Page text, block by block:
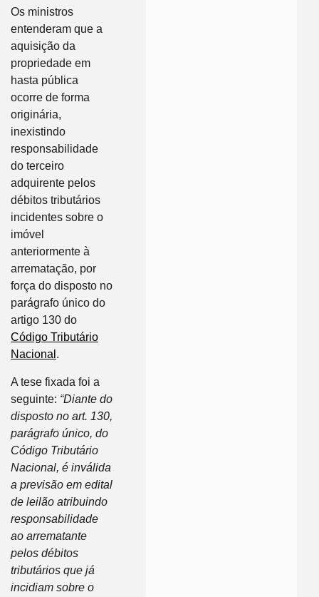
Os ministros
entenderam que a
aquisição da
propriedade em
hasta pública
ocorre de forma
originária,
inexistindo
responsabilidade
do terceiro
adquirente pelos
débitos tributários
incidentes sobre o
imóvel
anteriormente à
arrematação, por
força do disposto no
parágrafo único do
artigo 130 do
Código Tributário
Nacional .
A tese fixada foi a
seguinte: “Diante do
disposto no art. 130,
parágrafo único, do
Código Tributário
Nacional, é inválida
a previsão em edital
de leilão atribuindo
responsabilidade
ao arrematante
pelos débitos
tributários que já
incidiam sobre o